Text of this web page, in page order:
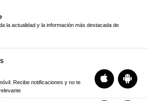
la actualidad y la información más destacada de
Recibe notificaciones y no te